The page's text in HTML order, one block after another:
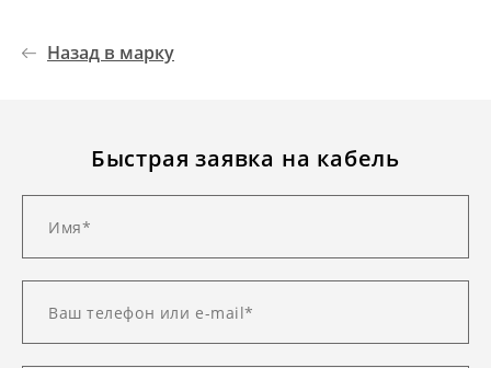
Назад в марку
Быстрая заявка на кабель